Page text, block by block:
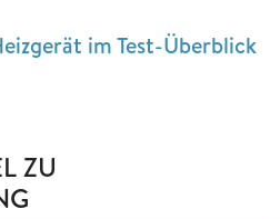
im Test-Überblick
ZU